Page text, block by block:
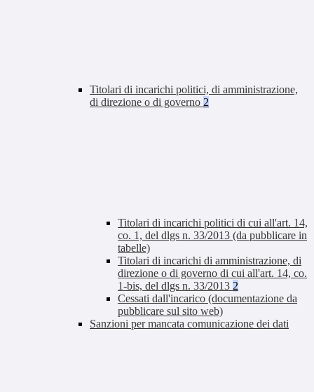
Titolari di incarichi politici, di amministrazione,
di direzione o di governo 2
Titolari di incarichi politici di cui all'art. 14,
co. 1, del dlgs n. 33/2013 (da pubblicare in
tabelle)
Titolari di incarichi di amministrazione, di
direzione o di governo di cui all'art. 14, co.
1-bis, del dlgs n. 33/2013 2
Cessati dall'incarico (documentazione da
pubblicare sul sito web)
Sanzioni per mancata comunicazione dei dati